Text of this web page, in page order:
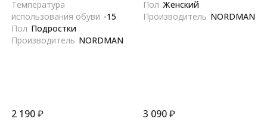
Температура
использования обуви -15
Пол Подростки
Производитель NORDMAN
2 190₽
Пол Женский
Производитель NORDMAN
3 090₽